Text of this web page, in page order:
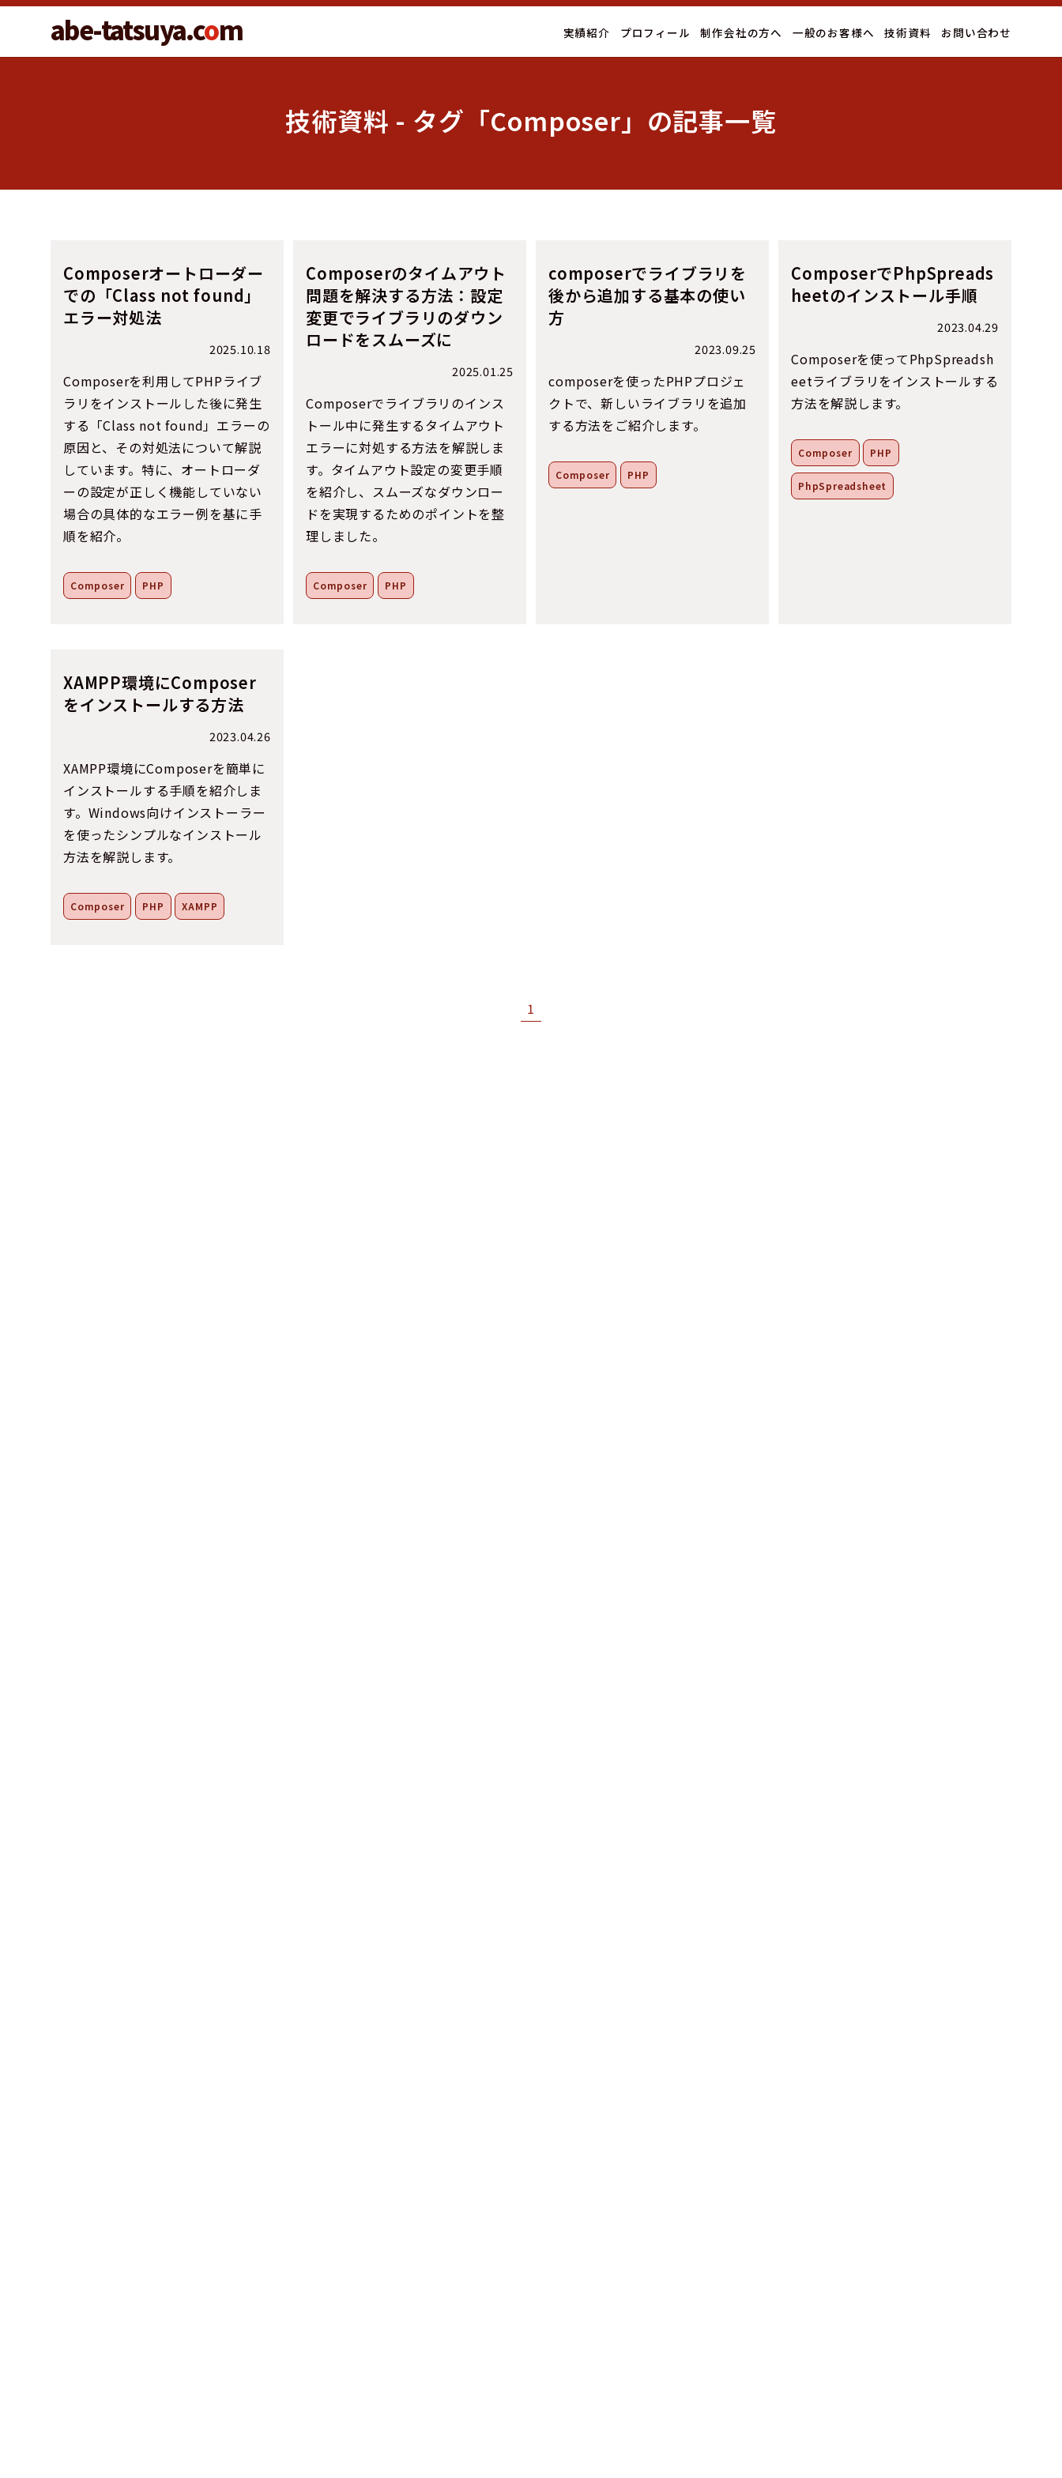
abe-tatsuya.com 実績紹介 プロフィール 制作会社の方へ 一般のお客様へ 技術資料 お問い合わせ
技術資料 - タグ「Composer」の記事一覧
Composerオートローダー
での「Class not found」
エラー対処法
2025.10.18
Composerを利用してPHPライブ
ラリをインストールした後に発生
する「Class not found」エラーの
原因と、その対処法について解説
しています。特に、オートローダ
ーの設定が正しく機能していない
場合の具体的なエラー例を基に手
順を紹介。
Composer PHP
Composerのタイムアウト
問題を解決する方法：設定
変更でライブラリのダウン
ロードをスムーズに
2025.01.25
Composerでライブラリのインス
トール中に発生するタイムアウト
エラーに対処する方法を解説しま
す。タイムアウト設定の変更手順
を紹介し、スムーズなダウンロー
ドを実現するためのポイントを整
理しました。
Composer PHP
composerでライブラリを
後から追加する基本の使い
方
2023.09.25
composerを使ったPHPプロジェ
クトで、新しいライブラリを追加
する方法をご紹介します。
Composer PHP
ComposerでPhpSpreads
heetのインストール手順
2023.04.29
Composerを使ってPhpSpreadsh
eetライブラリをインストールする
方法を解説します。
Composer PHP
PhpSpreadsheet
XAMPP環境にComposer
をインストールする方法
2023.04.26
XAMPP環境にComposerを簡単に
インストールする手順を紹介しま
す。Windows向けインストーラー
を使ったシンプルなインストール
方法を解説します。
Composer PHP XAMPP
1